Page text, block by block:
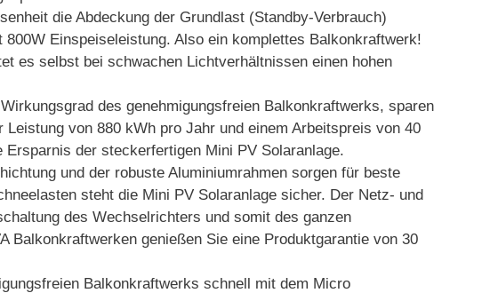
die Abdeckung der Grundlast (Standby-Verbrauch)
Einspeiseleistung. Also ein komplettes Balkonkraftwerk!
es selbst bei schwachen Lichtverhältnissen einen hohen
des genehmigungsfreien Balkonkraftwerks, sparen
von 880 kWh pro Jahr und einem Arbeitspreis von 40
der steckerfertigen Mini PV Solaranlage.
und der robuste Aluminiumrahmen sorgen für beste
steht die Mini PV Solaranlage sicher. Der Netz- und
des Wechselrichters und somit des ganzen
Balkonkraftwerken genießen Sie eine Produktgarantie von 30
Balkonkraftwerks schnell mit dem Micro